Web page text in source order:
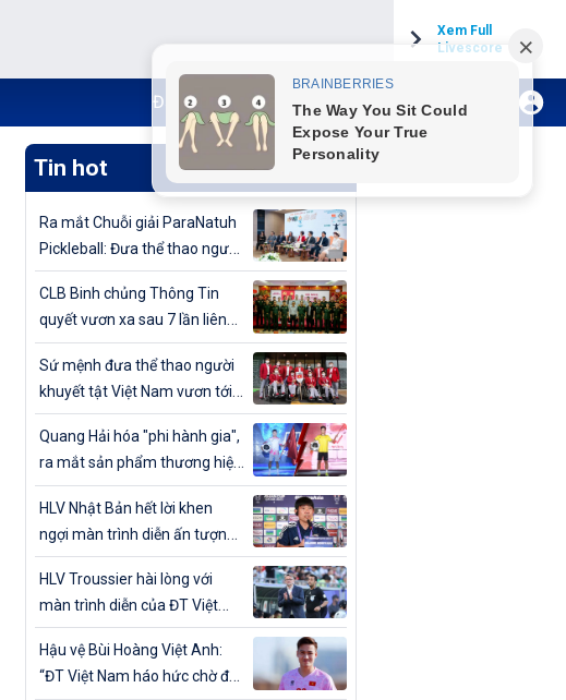
Xem Full
Livescore
Đăng ký Internet TH VTVCab Xem Live
Tin hot
Ra mắt Chuỗi giải ParaNatuh
Pickleball: Đưa thể thao người
khuyết tật lên tầm cao mới
CLB Binh chủng Thông Tin
quyết vươn xa sau 7 lần liên
tiếp vô địch Giải bóng chuyền
Cúp Quân đội mở rộng 2024
Sứ mệnh đưa thể thao người
khuyết tật Việt Nam vươn tới
đỉnh cao
Quang Hải hóa "phi hành gia",
ra mắt sản phẩm thương hiệu
cá nhân trong ngày sinh nhật
HLV Nhật Bản hết lời khen
ngợi màn trình diễn ấn tượng
của ĐT Việt Nam
HLV Troussier hài lòng với
màn trình diễn của ĐT Việt
Nam trước Nhật Bản
Hậu vệ Bùi Hoàng Việt Anh:
“ĐT Việt Nam háo hức chờ đợi